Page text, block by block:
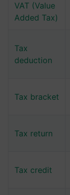
VAT (Value
Added Tax)
Tax
deduction
Tax bracket
Tax return
Tax credit